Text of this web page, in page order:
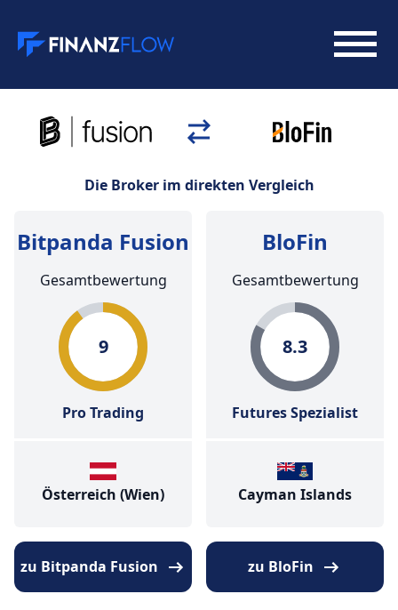
Die Broker im direkten Vergleich
Bitpanda Fusion
Gesamtbewertung
9
Pro Trading
Österreich (Wien)
BloFin
Gesamtbewertung
8.3
Futures Spezialist
Cayman Islands
zu Bitpanda Fusion zu BloFin